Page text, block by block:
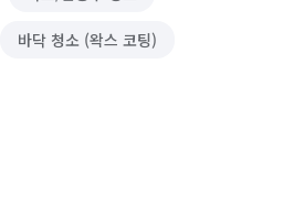
바닥 청소 (왁스 코팅)